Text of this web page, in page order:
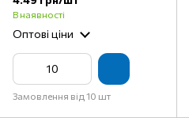
В наявності
Оптові ціни
Замовлення від 10 шт